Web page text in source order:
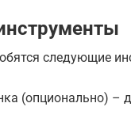
следующие
(опционально) –